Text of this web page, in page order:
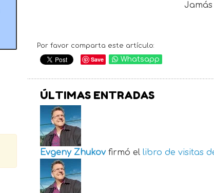
Por favor comparta este artículo:
Save Whatsapp
ÚLTIMAS ENTRADAS
Evgeny Zhukov firmó el libro de visitas